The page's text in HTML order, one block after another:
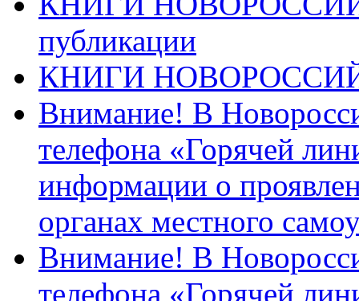
публикации
КНИГИ
Внимание! В
телефона «Горячей
информации о
органах местного
Внимание! В
телефона «Горячей